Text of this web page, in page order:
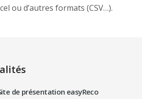
ou d’autres formats (CSV…).
de présentation easyReco